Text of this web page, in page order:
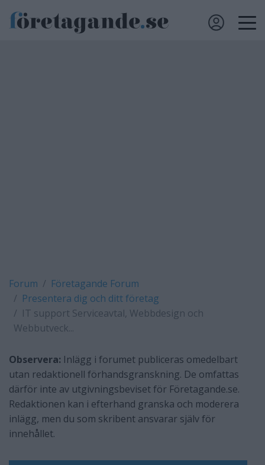
Forum
Företagande Forum
Presentera dig och ditt företag
IT support Serviceavtal, Webbdesign och
Webbutveck...
Observera: Inlägg i forumet publiceras omedelbart
utan redaktionell förhandsgranskning. De omfattas
därför inte av utgivningsbeviset för Företagande.se.
Redaktionen kan i efterhand granska och moderera
inlägg, men du som skribent ansvarar själv för
innehållet.